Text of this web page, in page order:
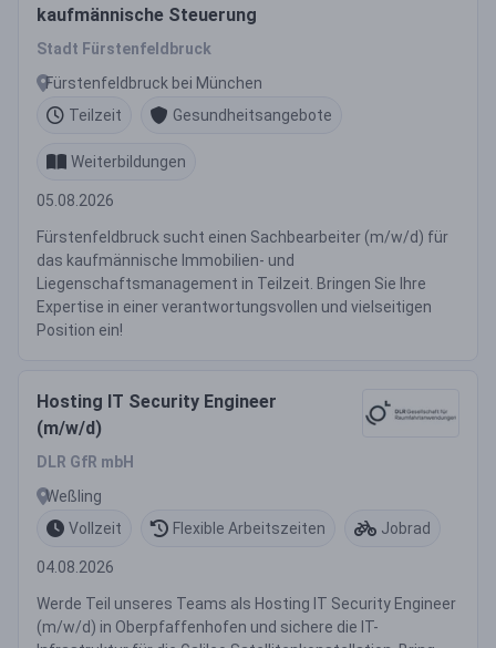
kaufmännische Steuerung
Stadt Fürstenfeldbruck
Fürstenfeldbruck bei München
Teilzeit
Gesundheitsangebote
Weiterbildungen
05.08.2026
Fürstenfeldbruck sucht einen Sachbearbeiter (m/w/d) für
das kaufmännische Immobilien- und
Liegenschaftsmanagement in Teilzeit. Bringen Sie Ihre
Expertise in einer verantwortungsvollen und vielseitigen
Position ein!
Hosting IT Security Engineer
(m/w/d)
DLR GfR mbH
Weßling
Vollzeit
Flexible Arbeitszeiten Jobrad
04.08.2026
Werde Teil unseres Teams als Hosting IT Security Engineer
(m/w/d) in Oberpfaffenhofen und sichere die IT-